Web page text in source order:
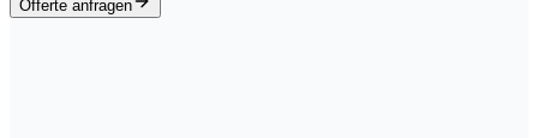
Offerte anfragen